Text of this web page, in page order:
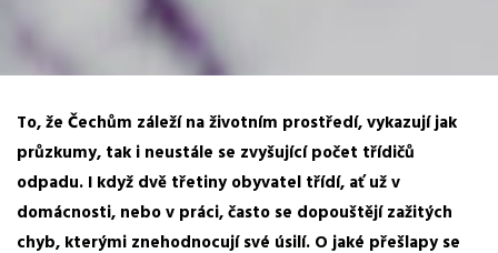
To, že Čechům záleží na životním prostředí, vykazují jak
průzkumy, tak i neustále se zvyšující počet třídičů
odpadu. I když dvě třetiny obyvatel třídí, ať už v
domácnosti, nebo v práci, často se dopouštějí zažitých
chyb, kterými znehodnocují své úsilí. O jaké přešlapy se